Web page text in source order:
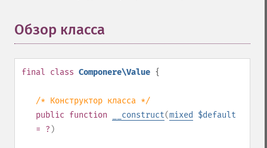
Обзор класса
final class Componere\Value {
/* Конструктор класса */
public function __construct(mixed
$default
= ? )